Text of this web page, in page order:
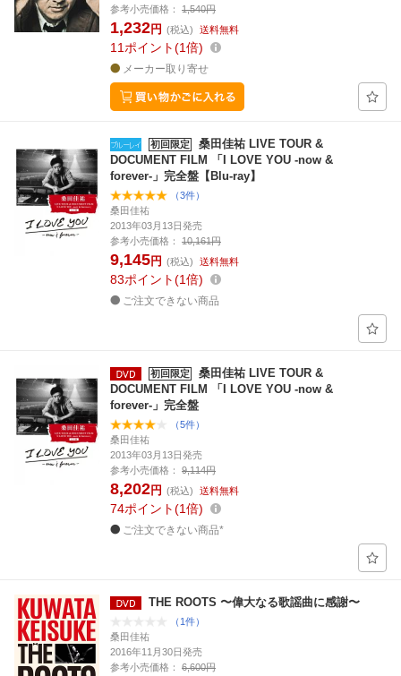
参考小売価格：
1,540円
1,232円 (税込) 送料無料
11 ポイント 1倍
メーカー取り寄せ
初回限定
桑田佳祐 LIVE TOUR &
DOCUMENT FILM 「I LOVE YOU -now &
forever-」完全盤【Blu-ray】
（3件）
桑田佳祐
2013年03月13日発売
参考小売価格：
10,161円
9,145円 (税込) 送料無料
83ポイント 1倍
ご注文できない商品
初回限定
桑田佳祐 LIVE TOUR &
DOCUMENT FILM 「I LOVE YOU -now &
forever-」完全盤
（5件）
桑田佳祐
2013年03月13日発売
参考小売価格：
9,114円
8,202円 (税込) 送料無料
74ポイント 1倍
ご注文できない商品*
THE ROOTS 〜偉大なる歌謡曲に感謝〜
（1件）
桑田佳祐
2016年11月30日発売
参考小売価格：
6,600円